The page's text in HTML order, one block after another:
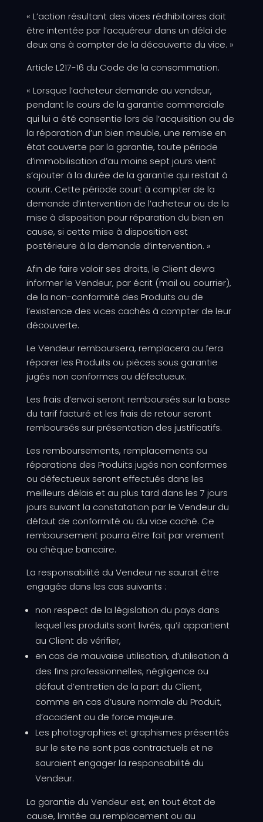
« L’action résultant des vices rédhibitoires doit
être intentée par l’acquéreur dans un délai de
deux ans à compter de la découverte du vice. »
Article L217-16 du Code de la consommation.
« Lorsque l’acheteur demande au vendeur,
pendant le cours de la garantie commerciale
qui lui a été consentie lors de l’acquisition ou de
la réparation d’un bien meuble, une remise en
état couverte par la garantie, toute période
d’immobilisation d’au moins sept jours vient
s’ajouter à la durée de la garantie qui restait à
courir. Cette période court à compter de la
demande d’intervention de l’acheteur ou de la
mise à disposition pour réparation du bien en
cause, si cette mise à disposition est
postérieure à la demande d’intervention. »
Afin de faire valoir ses droits, le Client devra
informer le Vendeur, par écrit (mail ou courrier),
de la non-conformité des Produits ou de
l’existence des vices cachés à compter de leur
découverte.
Le Vendeur remboursera, remplacera ou fera
réparer les Produits ou pièces sous garantie
jugés non conformes ou défectueux.
Les frais d’envoi seront remboursés sur la base
du tarif facturé et les frais de retour seront
remboursés sur présentation des justificatifs.
Les remboursements, remplacements ou
réparations des Produits jugés non conformes
ou défectueux seront effectués dans les
meilleurs délais et au plus tard dans les 7 jours
jours suivant la constatation par le Vendeur du
défaut de conformité ou du vice caché. Ce
remboursement pourra être fait par virement
ou chèque bancaire.
La responsabilité du Vendeur ne saurait être
engagée dans les cas suivants :
non respect de la législation du pays dans
lequel les produits sont livrés, qu’il appartient
au Client de vérifier,
en cas de mauvaise utilisation, d’utilisation à
des fins professionnelles, négligence ou
défaut d’entretien de la part du Client,
comme en cas d’usure normale du Produit,
d’accident ou de force majeure.
Les photographies et graphismes présentés
sur le site ne sont pas contractuels et ne
sauraient engager la responsabilité du
Vendeur.
La garantie du Vendeur est, en tout état de
cause, limitée au remplacement ou au